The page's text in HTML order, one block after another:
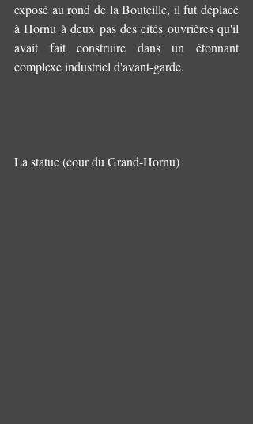
exposé au rond de la Bouteille, il fut déplacé
à Hornu à deux pas des cités ouvrières qu'il
avait fait construire dans un étonnant
complexe industriel d'avant-garde.
La statue (cour du Grand-Hornu)